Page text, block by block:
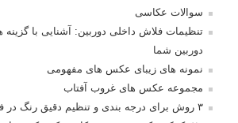
سوالات عکاسی
تنظیمات فلاش داخلی دوربین: آشنایی با گزینه
دوربین شما
نمونه های زیبای عکس های مفهومی
مجموعه عکس های غروب آفتاب
۳ روش برای درجه بندی و تنظیم دقیق رنگ در فتوشاپ